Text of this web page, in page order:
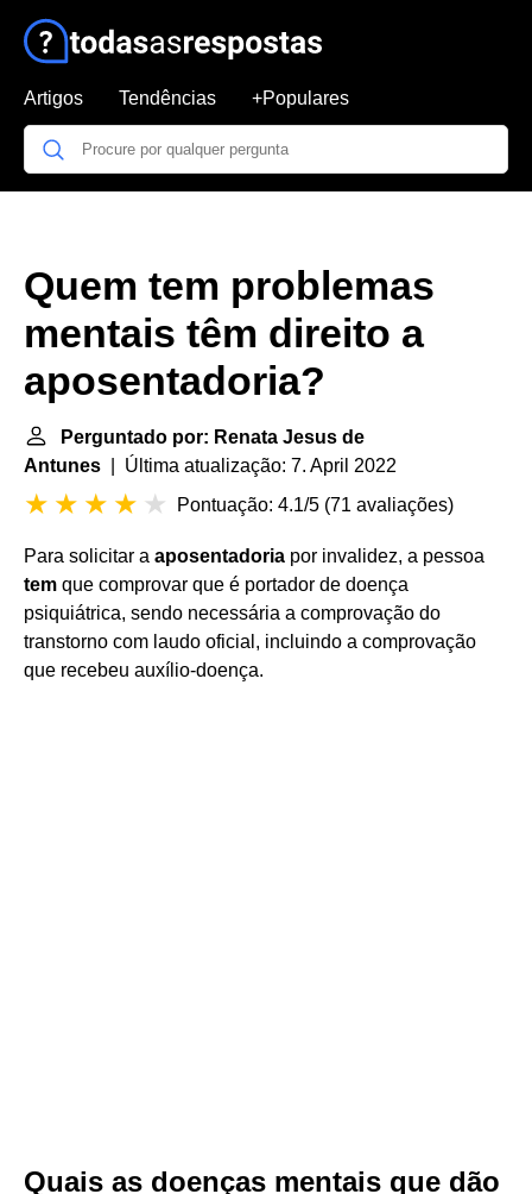
Artigos Tendências +Populares
Quem tem problemas
mentais têm direito a
aposentadoria?
Perguntado por: Renata Jesus de
Antunes | Última atualização: 7. April 2022
Pontuação: 4.1/5 (71 avaliações)
Para solicitar a aposentadoria por invalidez, a pessoa
tem que comprovar que é portador de doença
psiquiátrica, sendo necessária a comprovação do
transtorno com laudo oficial, incluindo a comprovação
que recebeu auxílio-doença.
Quais as doenças mentais que dão